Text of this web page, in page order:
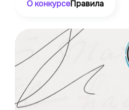
О конкурсеПравила